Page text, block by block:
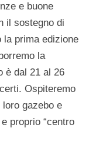
e buone
il sostegno di
la prima edizione
la
è dal 21 al 26
Ospiteremo
gazebo e
proprio “centro